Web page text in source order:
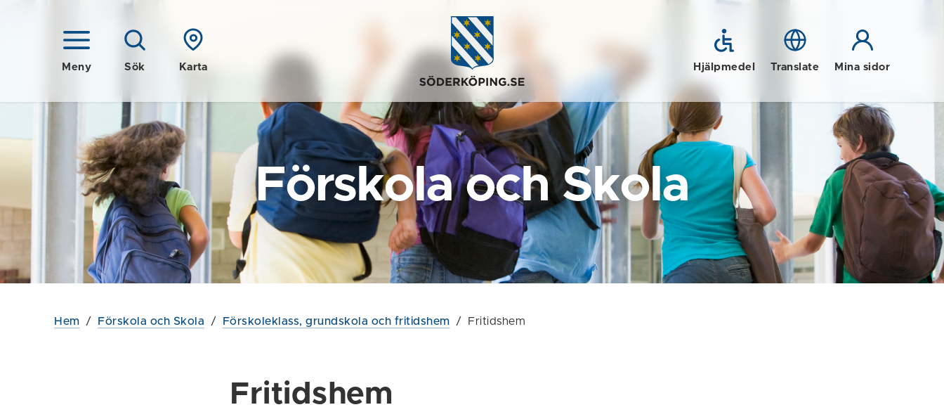
Meny Sök Karta Hjälpmedel Translate Mina sidor
Förskola och Skola
Hem / Förskola och Skola / Förskoleklass, grundskola och fritidshem / Fritidshem
Fritidshem